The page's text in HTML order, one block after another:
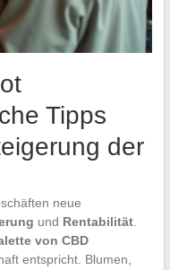
Tipps
der
neue
und Rentabilität.
von CBD
entspricht. Blumen,